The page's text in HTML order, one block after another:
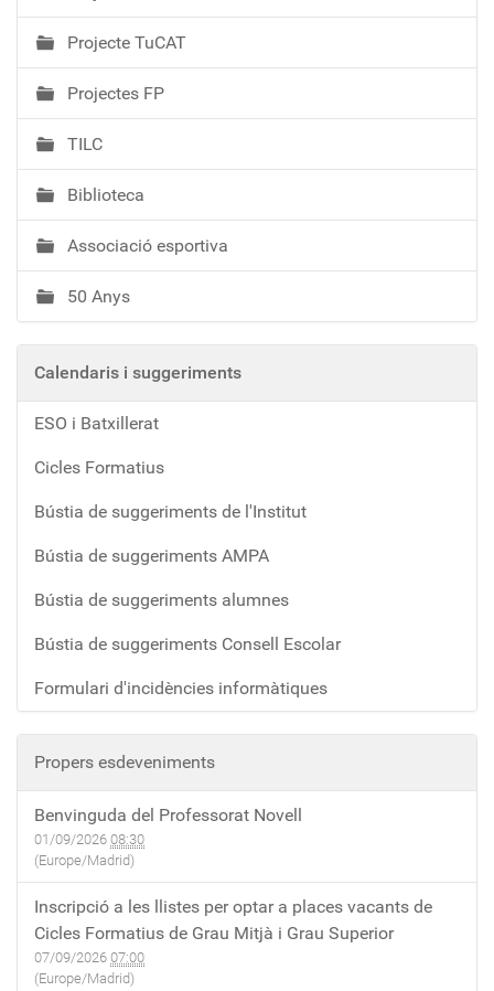
Projecte TuCAT
Projectes FP
TILC
Biblioteca
Associació esportiva
50 Anys
Calendaris i suggeriments
ESO i Batxillerat
Cicles Formatius
Bústia de suggeriments de l'Institut
Bústia de suggeriments AMPA
Bústia de suggeriments alumnes
Bústia de suggeriments Consell Escolar
Formulari d'incidències informàtiques
Propers esdeveniments
Benvinguda del Professorat Novell
01/09/2026 08:30
(Europe/Madrid)
Inscripció a les llistes per optar a places vacants de
Cicles Formatius de Grau Mitjà i Grau Superior
07/09/2026 07:00
(Europe/Madrid)